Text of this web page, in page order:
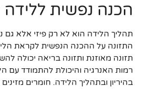
הכנה נפשית ללידה
תהליך הלידה הוא לא רק פיזי אלא גם
התזונה על ההכנה הנפשית לקראת
תזונה מאוזנת ותזונה בריאה יכולה
רמות האנרגיה והיכולת להתמודד עם